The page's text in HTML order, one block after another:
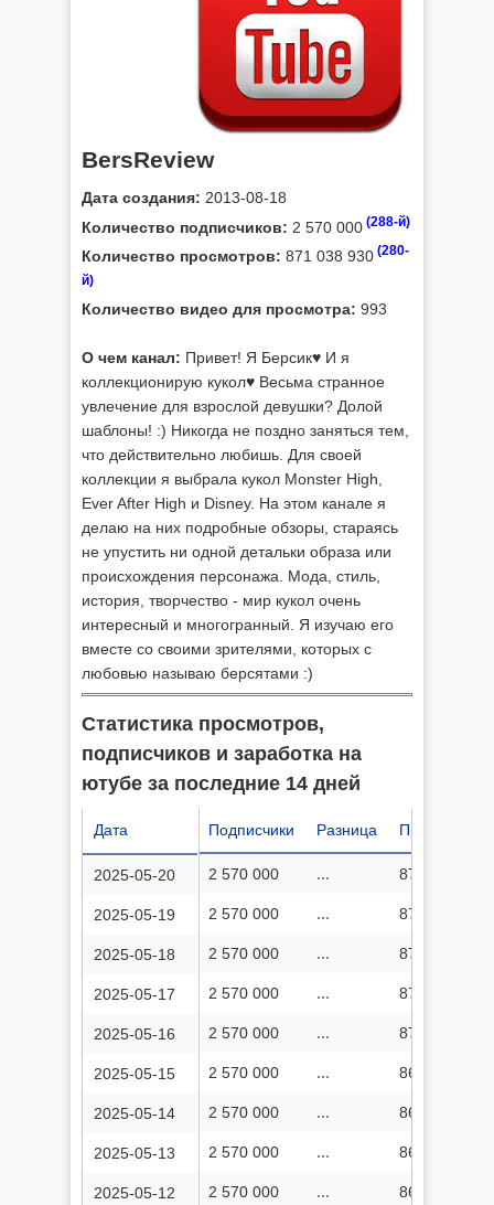
BersReview
Дата создания: 2013-08-18
Количество подписчиков: 2 570 000 (288-й)
Количество просмотров: 871 038 930 (280-
й)
Количество видео для просмотра: 993
О чем канал: Привет! Я Берсик♥ И я
коллекционирую кукол♥ Весьма странное
увлечение для взрослой девушки? Долой
шаблоны! :) Никогда не поздно заняться тем,
что действительно любишь. Для своей
коллекции я выбрала кукол Monster High,
Ever After High и Disney. На этом канале я
делаю на них подробные обзоры, стараясь
не упустить ни одной детальки образа или
происхождения персонажа. Мода, стиль,
история, творчество - мир кукол очень
интересный и многогранный. Я изучаю его
вместе со своими зрителями, которых с
любовью называю берсятами :)
Статистика просмотров,
подписчиков и заработка на
ютубе за последние 14 дней
Подписчики Разница Просмотров
2 570 000 ... 871 038 930
2 570 000 ... 870 855 742
2 570 000 ... 870 687 037
2 570 000 ... 870 470 388
2 570 000 ... 870 258 464
2 570 000 ... 869 974 174
2 570 000 ... 869 888 229
2 570 000 ... 869 253 605
2 570 000 ... 868 834 612
Дата
2025-05-20
2025-05-19
2025-05-18
2025-05-17
2025-05-16
2025-05-15
2025-05-14
2025-05-13
2025-05-12